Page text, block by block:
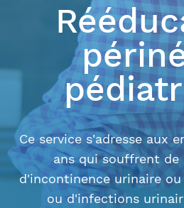
Ce service s'adresse aux
ans qui souffrent
d'incontinence urinaire
ou d'infections